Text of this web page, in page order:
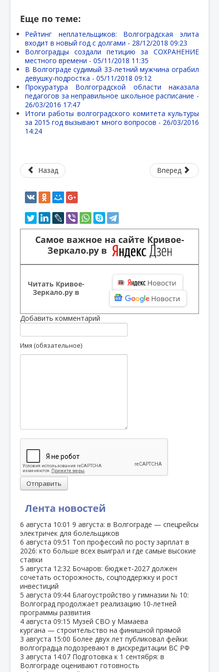
Лента новостей
6 августа 10:01 9 августа: в Волгограде — спецрейсы
электричек для болельщиков
6 августа 09:51 Топ профессий по росту зарплат в
2026: кто больше всех выиграл и где самые высокие
ставки
5 августа 12:32 Бочаров: бюджет‑2027 должен
сочетать осторожность, соцподдержку и рост
инвестиций
5 августа 09:44 Благоустройство у гимназии № 10:
Волгоград продолжает реализацию 10‑летней
программы развития
4 августа 09:15 Музей СВО у Мамаева
кургана — строительство на финишной прямой
3 августа 15:00 Более двух лет публиковал фейки:
волгоградца подозревают в дискредитации ВС РФ
3 августа 14:07 Подготовка к 1 сентября: в
Волгограде оценивают готовность
Еще по теме:
Рейтинг неплательщиков: Волгоградская элита
входит в новый год с долгами - 28/12/2018 09:23
Волгоградцы создали петицию за СОХРАНЕНИЕ
местного времени - 05/11/2018 11:35
В Волгограде судимый 33-летний мужчина ограбил
девушку-подростка - 05/11/2018 09:12
Прокуратура Волгоградской области наказала
педагогов за неправильное школьное расписание -
26/03/2016 17:47
Итоги работы волгоградского комитета культуры
за 2015 год вызывают много вопросов - 26/03/2016
14:24
Назад Вперед
Самое важное на сайте Кривое-
Зеркало.ру в
Читать Кривое-
Зеркало.ру в
Добавить комментарий
Имя (обязательное)
Отправить